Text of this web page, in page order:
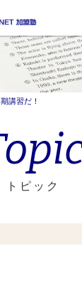
講習だ！
トピック